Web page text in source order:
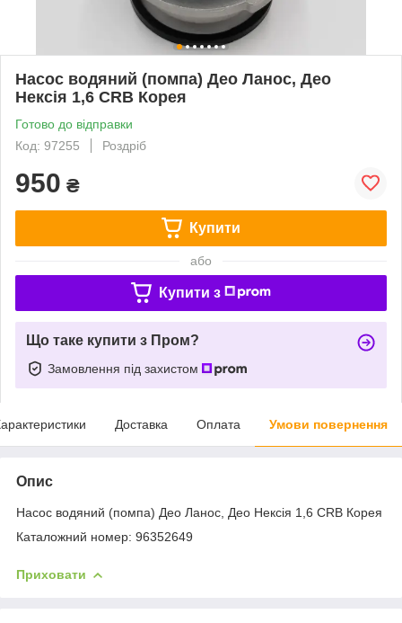
Насос водяний (помпа) Део Ланос, Део
Нексія 1,6 CRB Корея
Готово до відправки
Код: 97255
Роздріб
950 ₴
Купити
або
Купити з
Що таке купити з Пром?
Замовлення під захистом
Доставка Оплата Умови повернення
Опис
Насос водяний (помпа) Део Ланос, Део Нексія 1,6 CRB Корея
Каталожний номер: 96352649
Приховати